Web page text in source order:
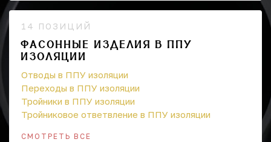
14 ПОЗИЦИЙ
ФАСОННЫЕ ИЗДЕЛИЯ В ППУ
ИЗОЛЯЦИИ
Отводы в ППУ изоляции
Переходы в ППУ изоляции
Тройники в ППУ изоляции
Тройниковое ответвление в ППУ изоляции
СМОТРЕТЬ ВСЕ